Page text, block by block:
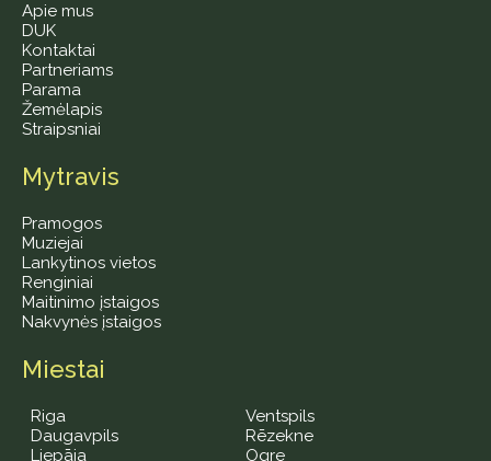
Apie mus
DUK
Kontaktai
Partneriams
Parama
Žemėlapis
Straipsniai
Mytravis
Pramogos
Muziejai
Lankytinos vietos
Renginiai
Maitinimo įstaigos
Nakvynės įstaigos
Miestai
Riga
Daugavpils
Liepāja
Ventspils
Rēzekne
Ogre